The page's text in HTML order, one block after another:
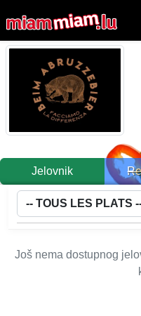
Jelovnik
Još nema dostupnog